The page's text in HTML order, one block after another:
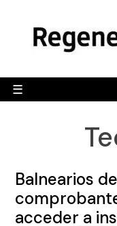
content
☰
Balnearios
acceder a